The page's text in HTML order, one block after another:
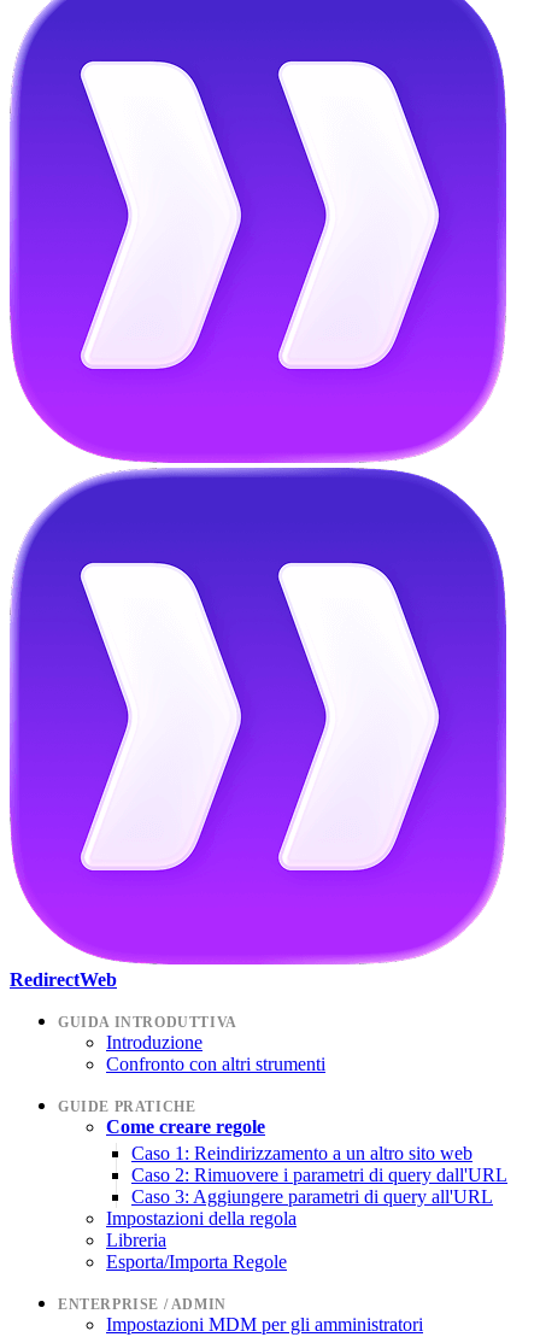
RedirectWeb
GUIDA INTRODUTTIVA
Introduzione
Confronto con altri strumenti
GUIDE PRATICHE
Come creare regole
Caso 1: Reindirizzamento a un altro sito web
Caso 2: Rimuovere i parametri di query dall'URL
Caso 3: Aggiungere parametri di query all'URL
Impostazioni della regola
Libreria
Esporta/Importa Regole
ENTERPRISE / ADMIN
Impostazioni MDM per gli amministratori